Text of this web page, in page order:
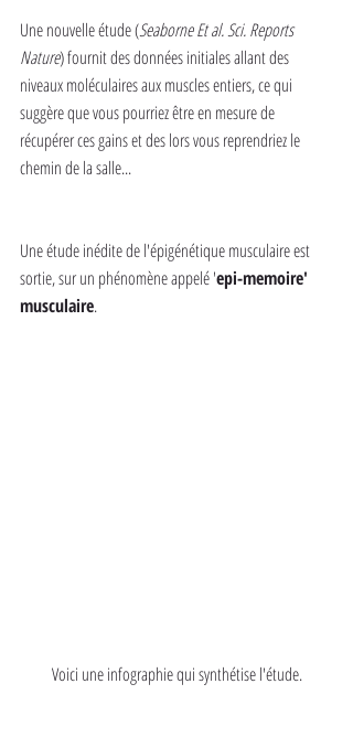
Une nouvelle étude (Seaborne Et al. Sci. Reports
Nature) fournit des données initiales allant des
niveaux moléculaires aux muscles entiers, ce qui
suggère que vous pourriez être en mesure de
récupérer ces gains et des lors vous reprendriez le
chemin de la salle...
Une étude inédite de l'épigénétique musculaire est
sortie, sur un phénomène appelé 'epi-memoire'
musculaire.
Voici une infographie qui synthétise l'étude.